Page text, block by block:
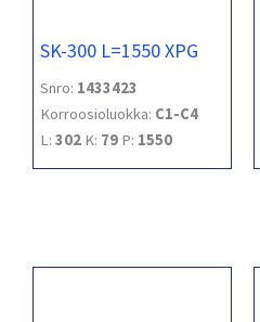
SK-300 L=1550 XPG
Snro: 1433423
Korroosioluokka: C1-C4
L: 302 K: 79 P: 1550